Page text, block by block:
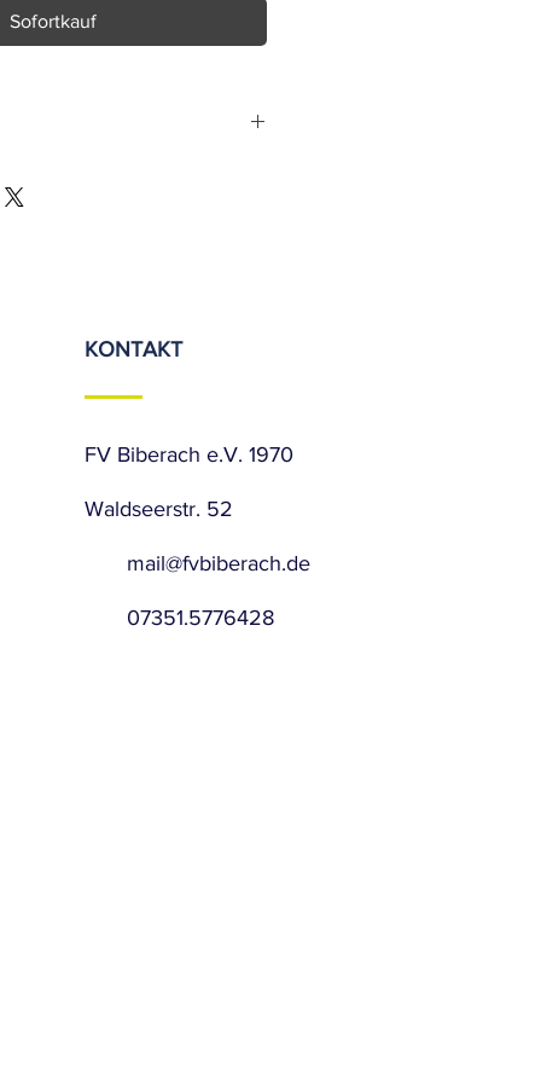
Sofortkauf
KONTAKT
FV Biberach e.V. 1970
Waldseerstr. 52
mail@fvbiberach.de
07351.5776428